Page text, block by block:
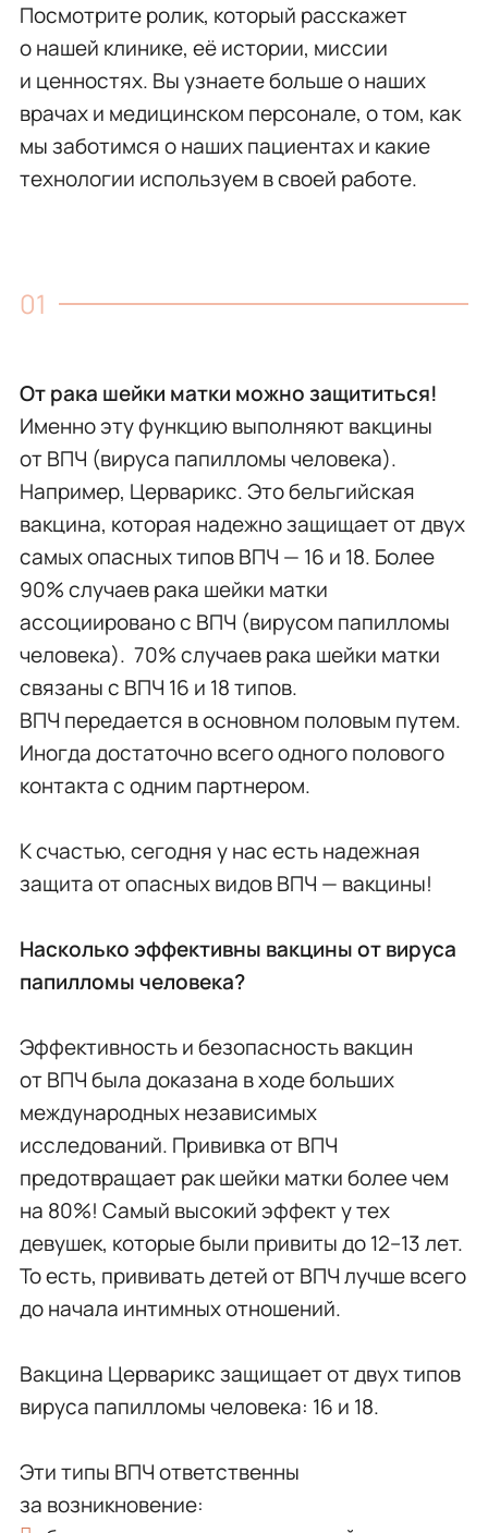
Посмотрите ролик, который расскажет
о нашей клинике, её истории, миссии
и ценностях. Вы узнаете больше о наших
врачах и медицинском персонале, о том, как
мы заботимся о наших пациентах и какие
технологии используем в своей работе.
От рака шейки матки можно защититься!
Именно эту функцию выполняют вакцины
от ВПЧ (вируса папилломы человека).
Например, Церварикс. Это бельгийская
вакцина, которая надежно защищает от двух
самых опасных типов ВПЧ — 16 и 18. Более
90% случаев рака шейки матки
ассоциировано с ВПЧ (вирусом папилломы
человека). 70% случаев рака шейки матки
связаны с ВПЧ 16 и 18 типов.
ВПЧ передается в основном половым путем.
Иногда достаточно всего одного полового
контакта с одним партнером.
К счастью, сегодня у нас есть надежная
защита от опасных видов ВПЧ — вакцины!
Насколько эффективны вакцины от вируса
папилломы человека?
Эффективность и безопасность вакцин
от ВПЧ была доказана в ходе больших
международных независимых
исследований. Прививка от ВПЧ
предотвращает рак шейки матки более чем
на 80%! Самый высокий эффект у тех
девушек, которые были привиты до 12–13 лет.
То есть, прививать детей от ВПЧ лучше всего
до начала интимных отношений.
Вакцина Церварикс защищает от двух типов
вируса папилломы человека: 16 и 18.
Эти типы ВПЧ ответственны
за возникновение: